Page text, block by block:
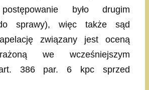
było drugim
sprawy), więc także sąd
związany jest oceną
we wcześniejszym
386 par. 6 kpc sprzed